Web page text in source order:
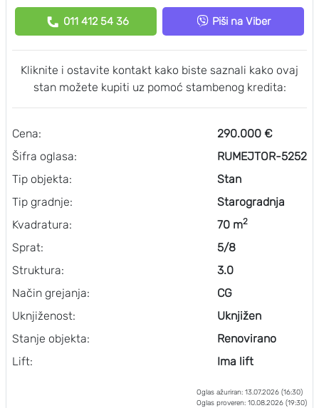
011 412 54 36 Piši na Viber
Kliknite i ostavite kontakt kako biste saznali kako ovaj
stan možete kupiti uz pomoć stambenog kredita:
Cena:
Šifra oglasa:
Tip objekta:
Tip gradnje:
Kvadratura:
Sprat:
Struktura:
Način grejanja:
Uknjiženost:
Stanje objekta:
Lift:
290.000 €
RUMEJTOR-5252
Stan
Starogradnja
70 m2
5/8
3.0
CG
Uknjižen
Renovirano
Ima lift
Oglas ažuriran: 13.07.2026 (16:30)
Oglas proveren: 10.08.2026 (19:30)